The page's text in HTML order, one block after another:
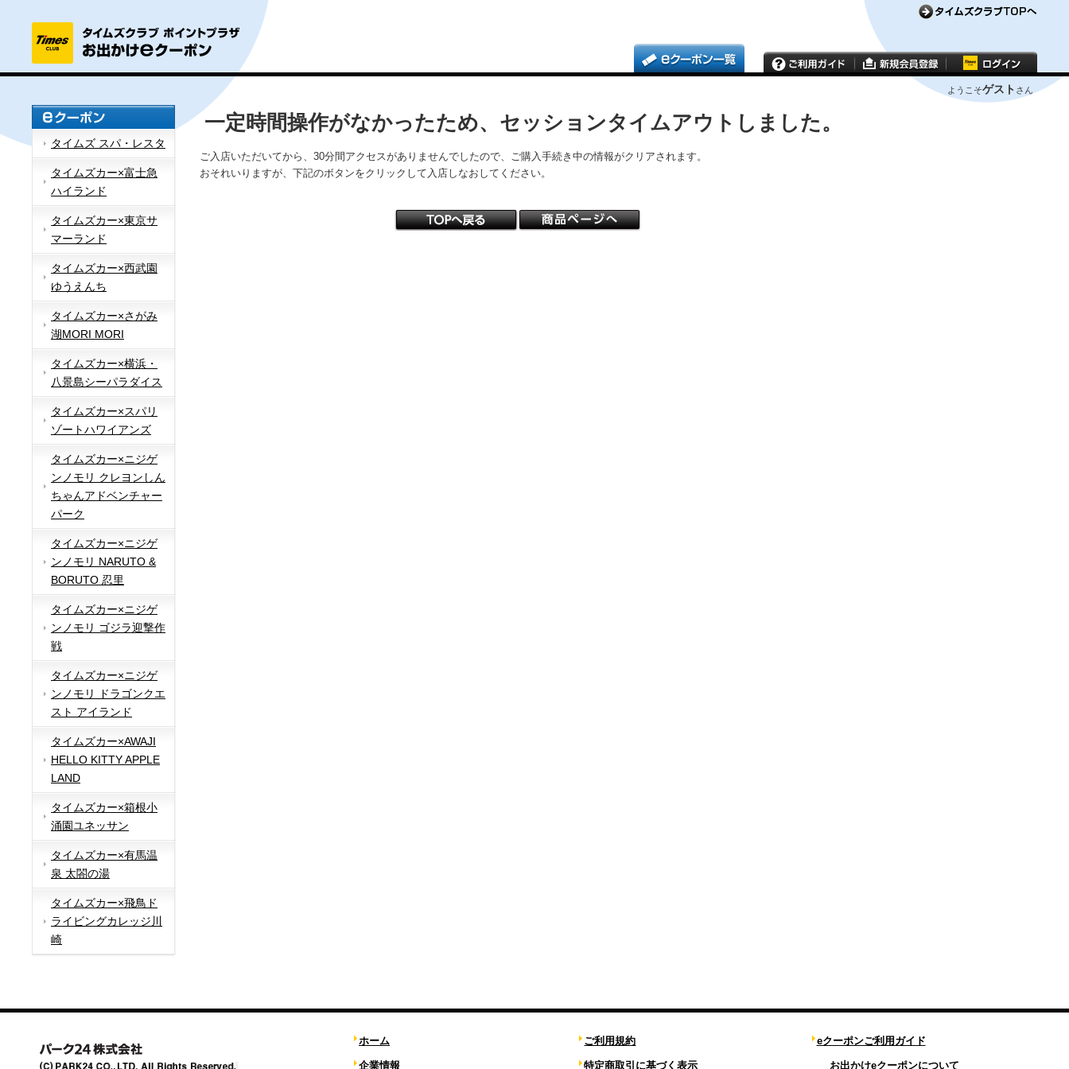
ようこそゲスト さん
タイムズ スパ・レスタ
タイムズカー×富士急
ハイランド
タイムズカー×東京サ
マーランド
タイムズカー×西武園
ゆうえんち
タイムズカー×さがみ
湖MORI MORI
タイムズカー×横浜・
八景島シーパラダイス
タイムズカー×スパリ
ゾートハワイアンズ
タイムズカー×ニジゲ
ンノモリ クレヨンしん
ちゃんアドベンチャー
パーク
タイムズカー×ニジゲ
ンノモリ NARUTO &
BORUTO 忍里
タイムズカー×ニジゲ
ンノモリ ゴジラ迎撃作
戦
タイムズカー×ニジゲ
ンノモリ ドラゴンクエ
スト アイランド
タイムズカー×AWAJI
HELLO KITTY APPLE
LAND
タイムズカー×箱根小
涌園ユネッサン
タイムズカー×有馬温
泉 太閤の湯
タイムズカー×飛鳥ド
ライビングカレッジ川
崎
一定時間操作がなかったため、セッションタイムアウトしました。
ご入店いただいてから、30分間アクセスがありませんでしたので、ご購入手続き中の情報がクリアされます。
おそれいりますが、下記のボタンをクリックして入店しなおしてください。
ホーム
企業情報
ご利用規約
特定商取引に基づく表示
eクーポンご利用ガイド
お出かけeクーポンについて